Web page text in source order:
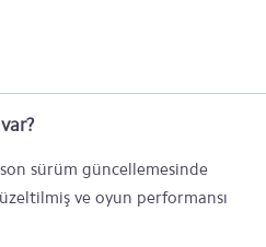
sürüm güncellemesinde
ve oyun performansı